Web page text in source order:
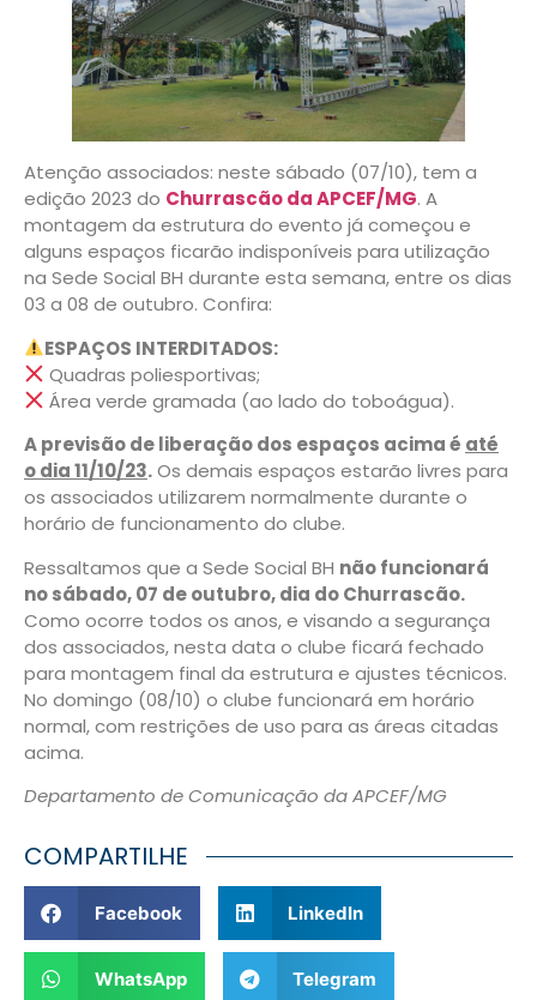
Atenção associados: neste sábado (07/10), tem a
edição 2023 do Churrascão da APCEF/MG. A
montagem da estrutura do evento já começou e
alguns espaços ficarão indisponíveis para utilização
na Sede Social BH durante esta semana, entre os dias
03 a 08 de outubro. Confira:
ESPAÇOS INTERDITADOS:
Quadras poliesportivas;
Área verde gramada (ao lado do toboágua).
A previsão de liberação dos espaços acima é até
o dia 11/10/23.Os demais espaços estarão livres para
os associados utilizarem normalmente durante o
horário de funcionamento do clube.
Ressaltamos que a Sede Social BH não funcionará
no sábado, 07 de outubro, dia do Churrascão.
Como ocorre todos os anos, e visando a segurança
dos associados, nesta data o clube ficará fechado
para montagem final da estrutura e ajustes técnicos.
No domingo (08/10) o clube funcionará em horário
normal, com restrições de uso para as áreas citadas
acima.
Departamento de Comunicação da APCEF/MG
COMPARTILHE
Facebook LinkedIn
WhatsApp Telegram